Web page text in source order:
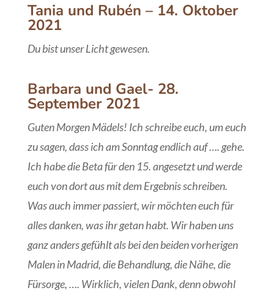
Tania und Rubén – 14. Oktober
2021
Du bist unser Licht gewesen.
Barbara und Gael- 28.
September 2021
Guten Morgen Mädels! Ich schreibe euch, um euch
zu sagen, dass ich am Sonntag endlich auf …. gehe.
Ich habe die Beta für den 15. angesetzt und werde
euch von dort aus mit dem Ergebnis schreiben.
Was auch immer passiert, wir möchten euch für
alles danken, was ihr getan habt. Wir haben uns
ganz anders gefühlt als bei den beiden vorherigen
Malen in Madrid, die Behandlung, die Nähe, die
Fürsorge, …. Wirklich, vielen Dank, denn obwohl